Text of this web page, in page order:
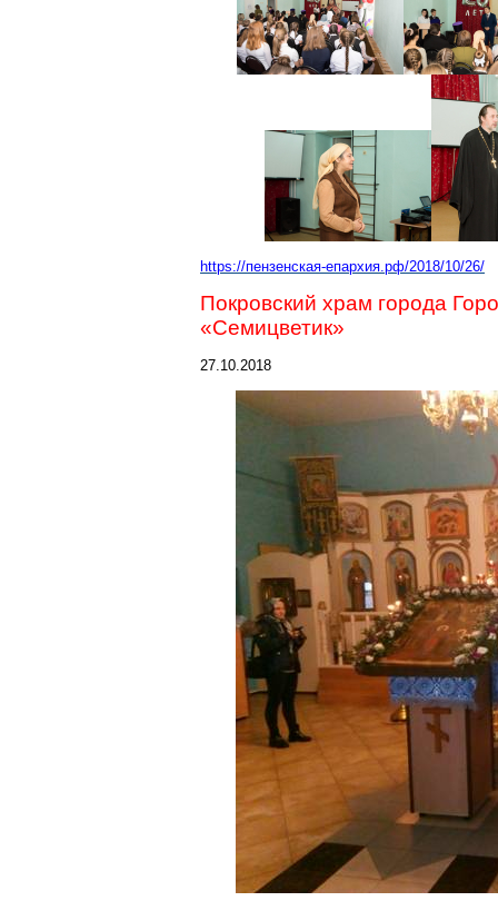
https://пензенская-епархия.рф/2018/10/26/
Покровский храм города
«Семицветик»
27.10.2018